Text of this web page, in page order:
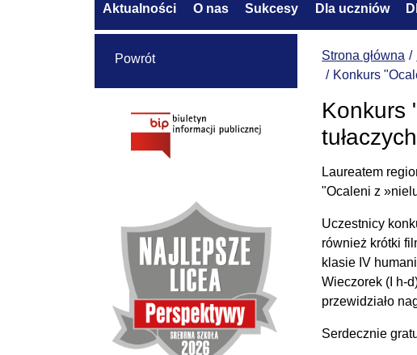
Aktualności O nas Sukcesy Dla uczniów
Strona główna
Konkurs
Konkurs
Laureatem
"Ocaleni z
Uczestnicy
również krótki
klasie IV
Wieczorek (I h-
przewidziało
Serdecznie
Powrót